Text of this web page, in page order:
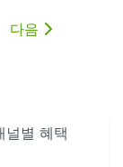
다음
널별 혜택